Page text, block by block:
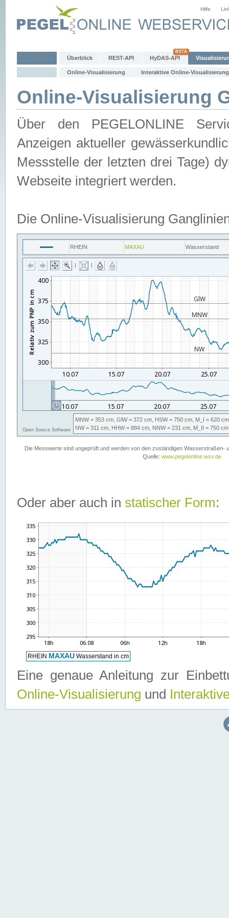
Hilfe
Überblick REST-API HyDAS-API
Online-Visualisierung Interaktive Online-Visualisierung
Online-Visualisierung
Über den PEGELONLINE
Anzeigen aktueller
Messstelle der letzten drei Tage)
Webseite integriert werden.
Die Online-Visualisierung
Oder aber auch in statischer Form:
Eine genaue Anleitung zur
Online-Visualisierung und